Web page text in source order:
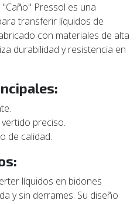
Pressol es una
transferir líquidos de
con materiales de alta
durabilidad y resistencia en
preciso.
de calidad.
líquidos en bidones
y sin derrames. Su diseño